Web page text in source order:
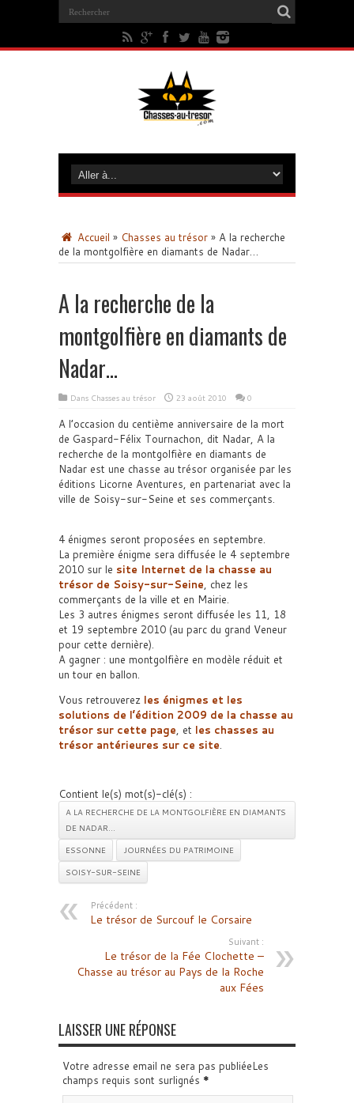
Accueil » Chasses au trésor » A la recherche
de la montgolfière en diamants de Nadar…
A la recherche de la
montgolfière en diamants de
Nadar…
Dans Chasses au trésor 23 août 2010 0
A l’occasion du centième anniversaire de la mort
de Gaspard-Félix Tournachon, dit Nadar, A la
recherche de la montgolfière en diamants de
Nadar est une chasse au trésor organisée par les
éditions Licorne Aventures, en partenariat avec la
ville de Soisy-sur-Seine et ses commerçants.
4 énigmes seront proposées en septembre.
La première énigme sera diffusée le 4 septembre
2010 sur le site Internet de la chasse au
trésor de Soisy-sur-Seine, chez les
commerçants de la ville et en Mairie.
Les 3 autres énigmes seront diffusée les 11, 18
et 19 septembre 2010 (au parc du grand Veneur
pour cette dernière).
A gagner : une montgolfière en modèle réduit et
un tour en ballon.
Vous retrouverez les énigmes et les
solutions de l’édition 2009 de la chasse au
trésor sur cette page, et les chasses au
trésor antérieures sur ce site.
Contient le(s) mot(s)-clé(s) :
A LA RECHERCHE DE LA MONTGOLFIÈRE EN DIAMANTS
DE NADAR...
ESSONNE
JOURNÉES DU PATRIMOINE
SOISY-SUR-SEINE
Précédent :
Le trésor de Surcouf le Corsaire
Suivant :
Le trésor de la Fée Clochette –
Chasse au trésor au Pays de la Roche
aux Fées
LAISSER UNE RÉPONSE
Votre adresse email ne sera pas publiéeLes
champs requis sont surlignés *